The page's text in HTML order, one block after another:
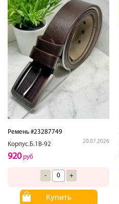
Ремень #23287749
Корпус.Б.1В-92
20.07.2026
920руб
- +
Купить